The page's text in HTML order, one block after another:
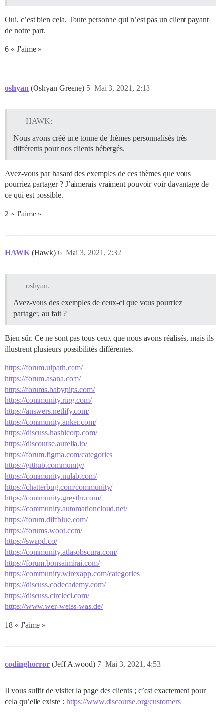
Oui, c’est bien cela. Toute personne qui n’est pas un client payant
de notre part.
6 « J'aime »
oshyan (Oshyan Greene) Mai 3, 2021, 2:18
5
HAWK:
Nous avons créé une tonne de thèmes personnalisés très
différents pour nos clients hébergés.
Avez-vous par hasard des exemples de ces thèmes que vous
pourriez partager ? J’aimerais vraiment pouvoir voir davantage de
ce qui est possible.
2 « J'aime »
HAWK (Hawk) Mai 3, 2021, 2:32
6
oshyan:
Avez-vous des exemples de ceux-ci que vous pourriez
partager, au fait ?
Bien sûr. Ce ne sont pas tous ceux que nous avons réalisés, mais ils
illustrent plusieurs possibilités différentes.
https://forum.uipath.com/
https://forum.asana.com/
https://forums.babypips.com/
https://community.ring.com/
https://answers.netlify.com/
https://community.anker.com/
https://discuss.hashicorp.com/
https://discourse.aurelia.io/
https://forum.figma.com/categories
https://github.community/
https://community.nulab.com/
https://chatterbug.com/community/
https://community.greythr.com/
https://community.automationcloud.net/
https://forum.diffblue.com/
https://forums.woot.com/
https://swapd.co/
https://community.atlasobscura.com/
https://forum.bonsaimirai.com/
https://community.wirexapp.com/categories
https://discuss.codecademy.com/
https://discuss.circleci.com/
https://www.wer-weiss-was.de/
18 « J'aime »
codinghorror (Jeff Atwood) Mai 3, 2021, 4:53
7
Il vous suffit de visiter la page des clients ; c’est exactement pour
cela qu’elle existe : https://www.discourse.org/customers